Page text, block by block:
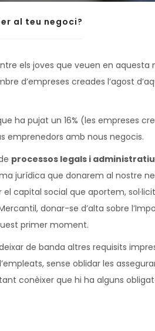
al teu negoci?
els joves que veuen en aquesta
d’empreses creades l’agost
pujat un 16% (les empreses
emprenedors amb nous negocis.
processos legals i
jurídica que donarem al nostre
capital social que aportem,
donar-se d’alta sobre
primer moment.
de banda altres requisits
sense oblidar les
conèixer que hi ha alguns